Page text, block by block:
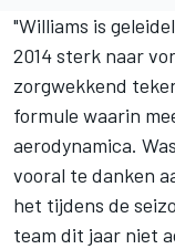
"Williams is
2014 sterk naar
zorgwekkend
formule waarin
aerodynamica.
vooral te danken
het tijdens de
team dit jaar niet